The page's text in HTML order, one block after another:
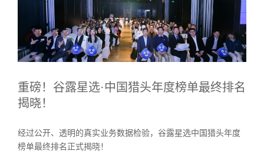
重磅！谷露星选·中国猎头年度榜单最终排名
揭晓！
经过公开、透明的真实业务数据检验，谷露星选中国猎头年度
榜单最终排名正式揭晓！